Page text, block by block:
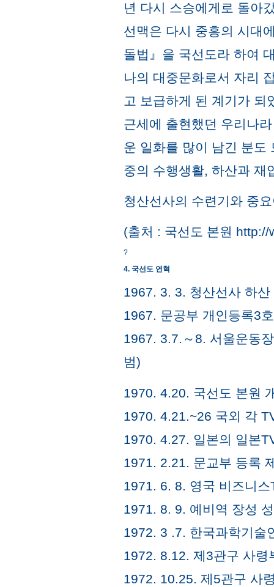
년 다시 스승에게로 돌아
선맥은 다시 중흥의 시대
돌법』을 국선도라 하여
나의 대중문화로서 자리
고 보급하게 된 계기가 되
근세에 출현했던 우리나
운 일화를 많이 남긴 분도
중의 수행생활, 하산과 재
청산선사의 수련기와 중
(출처 : 국선도 본원
?
4. 국선도 연혁
1967. 3. 3. 청산선사 하산
1967. 문공부 개인등록3호
1967. 3.7.～8. 서울운동
범)
1970. 4.20. 국선도 본원
1970. 4.21.~26 국외 각
1970. 4.27. 일본의 일본
1971. 2.21. 문교부 등록
1971. 6. 8. 영국 비즈니
1971. 8. 9. 예비역 장성
1972. 3 .7. 한국과학기술
1972. 8.12. 제3관구 사령
1972. 10.25. 제5관구 사